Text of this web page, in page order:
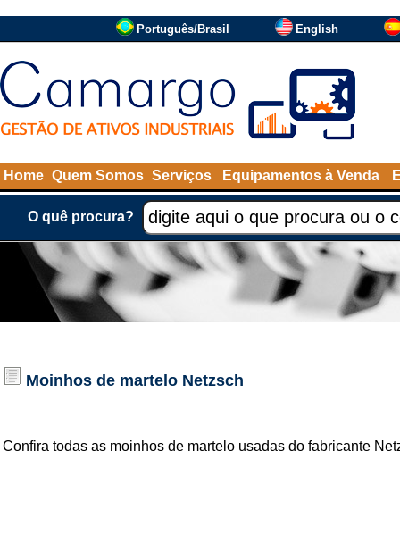
Português/Brasil English
Home Quem Somos Serviços Equipamentos à Venda
O quê procura?
Moinhos de martelo Netzsch
Confira todas as moinhos de martelo usadas do fabricante